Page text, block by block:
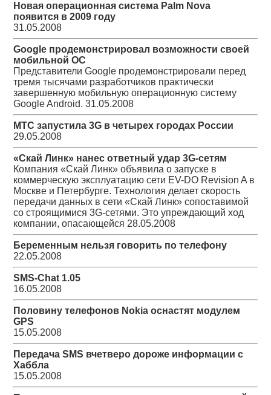
Новая операционная система Palm Nova
появится в 2009 году
31.05.2008
Google продемонстрировал возможности своей
мобильной ОС
Представители Google продемонстрировали перед
тремя тысячами разработчиков практически
завершенную мобильную операционную систему
Google Android. 31.05.2008
МТС запустила 3G в четырех городах России
29.05.2008
«Скай Линк» нанес ответный удар 3G-сетям
Компания «Скай Линк» объявила о запуске в
коммерческую эксплуатацию сети EV-DO Revision A в
Москве и Петербурге. Технология делает скорость
передачи данных в сети «Скай Линк» сопоставимой
со строящимися 3G-сетями. Это упреждающий ход
компании, опасающейся 28.05.2008
Беременным нельзя говорить по телефону
22.05.2008
SMS-Chat 1.05
16.05.2008
Половину телефонов Nokia оснастят модулем
GPS
15.05.2008
Передача SMS вчетверо дороже информации с
Хаббла
15.05.2008